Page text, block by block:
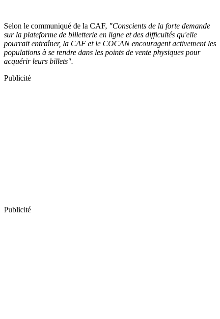
Selon le communiqué de la CAF, "Conscients de la forte demande
sur la plateforme de billetterie en ligne et des difficultés qu'elle
pourrait entraîner, la CAF et le COCAN encouragent activement les
populations à se rendre dans les points de vente physiques pour
acquérir leurs billets".
Publicité
Publicité